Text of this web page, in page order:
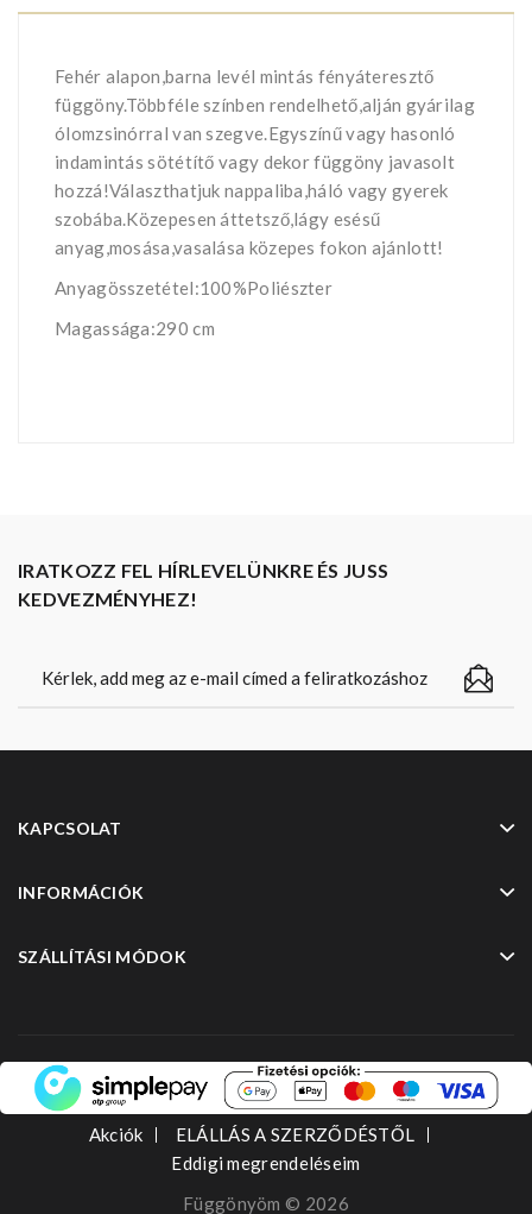
Fehér alapon,barna levél mintás fényáteresztő
függöny.Többféle színben rendelhető,alján gyárilag
ólomzsinórral van szegve.Egyszínű vagy hasonló
indamintás sötétítő vagy dekor függöny javasolt
hozzá!Választhatjuk nappaliba,háló vagy gyerek
szobába.Közepesen áttetsző,lágy esésű
anyag,mosása,vasalása közepes fokon ajánlott!
Anyagösszetétel:100%Poliészter
Magassága:290 cm
IRATKOZZ FEL HÍRLEVELÜNKRE ÉS JUSS
KEDVEZMÉNYHEZ!
KAPCSOLAT
INFORMÁCIÓK
SZÁLLÍTÁSI MÓDOK
Akciók
ELÁLLÁS A SZERZŐDÉSTŐL
Eddigi megrendeléseim
Függönyöm © 2026